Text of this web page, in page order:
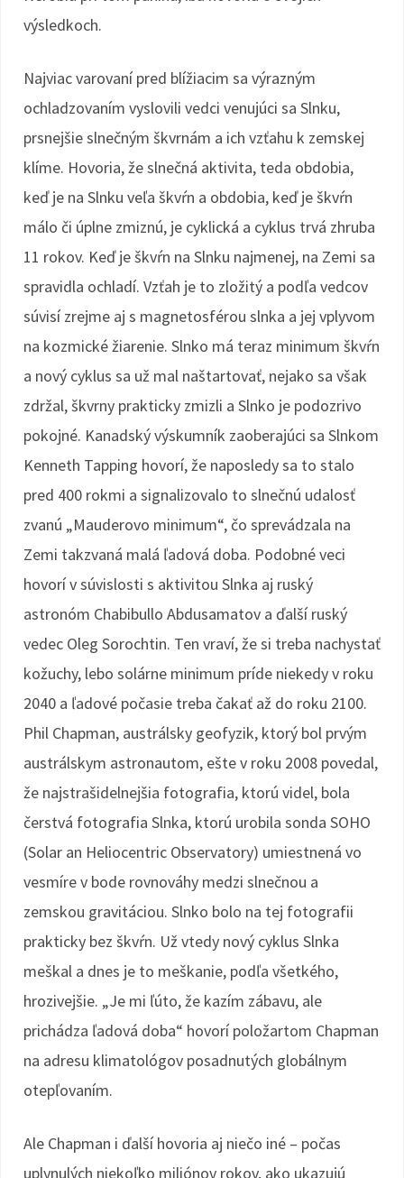
výsledkoch.
Najviac varovaní pred blížiacim sa výrazným
ochladzovaním vyslovili vedci venujúci sa Slnku,
prsnejšie slnečným škvrnám a ich vzťahu k zemskej
klíme. Hovoria, že slnečná aktivita, teda obdobia,
keď je na Slnku veľa škvŕn a obdobia, keď je škvŕn
málo či úplne zmiznú, je cyklická a cyklus trvá zhruba
11 rokov. Keď je škvŕn na Slnku najmenej, na Zemi sa
spravidla ochladí. Vzťah je to zložitý a podľa vedcov
súvisí zrejme aj s magnetosférou slnka a jej vplyvom
na kozmické žiarenie. Slnko má teraz minimum škvŕn
a nový cyklus sa už mal naštartovať, nejako sa však
zdržal, škvrny prakticky zmizli a Slnko je podozrivo
pokojné. Kanadský výskumník zaoberajúci sa Slnkom
Kenneth Tapping hovorí, že naposledy sa to stalo
pred 400 rokmi a signalizovalo to slnečnú udalosť
zvanú „Mauderovo minimum“, čo sprevádzala na
Zemi takzvaná malá ľadová doba. Podobné veci
hovorí v súvislosti s aktivitou Slnka aj ruský
astronóm Chabibullo Abdusamatov a ďalší ruský
vedec Oleg Sorochtin. Ten vraví, že si treba nachystať
kožuchy, lebo solárne minimum príde niekedy v roku
2040 a ľadové počasie treba čakať až do roku 2100.
Phil Chapman, austrálsky geofyzik, ktorý bol prvým
austrálskym astronautom, ešte v roku 2008 povedal,
že najstrašidelnejšia fotografia, ktorú videl, bola
čerstvá fotografia Slnka, ktorú urobila sonda SOHO
(Solar an Heliocentric Observatory) umiestnená vo
vesmíre v bode rovnováhy medzi slnečnou a
zemskou gravitáciou. Slnko bolo na tej fotografii
prakticky bez škvŕn. Už vtedy nový cyklus Slnka
meškal a dnes je to meškanie, podľa všetkého,
hrozivejšie. „Je mi ľúto, že kazím zábavu, ale
prichádza ľadová doba“ hovorí položartom Chapman
na adresu klimatológov posadnutých globálnym
otepľovaním.
Ale Chapman i ďalší hovoria aj niečo iné – počas
uplynulých niekoľko miliónov rokov, ako ukazujú